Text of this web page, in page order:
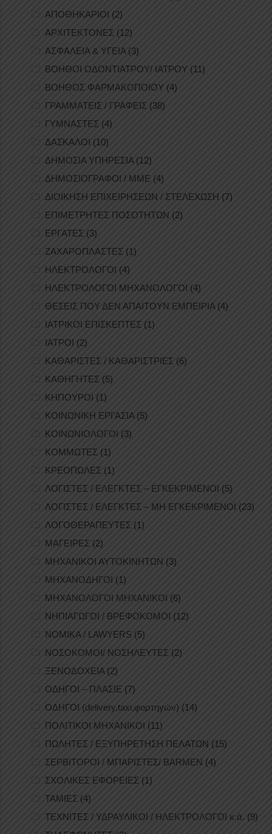
ΑΠΟΘΗΚΑΡΙΟΙ (2)
ΑΡΧΙΤΕΚΤΟΝΕΣ (12)
ΑΣΦΑΛΕΙΑ & ΥΓΕΙΑ (3)
ΒΟΗΘΟΙ ΟΔΟΝΤΙΑΤΡΟΥ/ ΙΑΤΡΟΥ (11)
ΒΟΗΘΟΣ ΦΑΡΜΑΚΟΠΟΙΟΥ (4)
ΓΡΑΜΜΑΤΕΙΣ / ΓΡΑΦΕΙΣ (38)
ΓΥΜΝΑΣΤΕΣ (4)
ΔΑΣΚΑΛΟΙ (10)
ΔΗΜΟΣΙΑ ΥΠΗΡΕΣΙΑ(12)
ΔΗΜΟΣΙΟΓΡΑΦΟΙ / ΜΜΕ (4)
ΔΙΟΙΚΗΣΗ ΕΠΙΧΕΙΡΗΣΕΩΝ / ΣΤΕΛΕΧΩΣΗ (7)
ΕΠΙΜΕΤΡΗΤΕΣ ΠΟΣΟΤΗΤΩΝ (2)
ΕΡΓΑΤΕΣ (3)
ΖΑΧΑΡΟΠΛΑΣΤΕΣ (1)
ΗΛΕΚΤΡΟΛΟΓΟΙ (4)
ΗΛΕΚΤΡΟΛΟΓΟΙ ΜΗΧΑΝΟΛΟΓΟΙ (4)
ΘΕΣΕΙΣ ΠΟΥ ΔΕΝ ΑΠΑΙΤΟΥΝ ΕΜΠΕΙΡΙΑ(4)
ΙΑΤΡΙΚΟΙ ΕΠΙΣΚΕΠΤΕΣ (1)
ΙΑΤΡΟΙ (2)
ΚΑΘΑΡΙΣΤΕΣ / ΚΑΘΑΡΙΣΤΡΙΕΣ (6)
ΚΑΘΗΓΗΤΕΣ (5)
ΚΗΠΟΥΡΟΙ (1)
ΚΟΙΝΩΝΙΚΗ ΕΡΓΑΣΙΑ(5)
ΚΟΙΝΩΝΙΟΛΟΓΟΙ (3)
ΚΟΜΜΩΤΕΣ (1)
ΚΡΕΟΠΩΛΕΣ (1)
ΛΟΓΙΣΤΕΣ / ΕΛΕΓΚΤΕΣ – ΕΓΚΕΚΡΙΜΕΝΟΙ (5)
ΛΟΓΙΣΤΕΣ / ΕΛΕΓΚΤΕΣ – ΜΗ ΕΓΚΕΚΡΙΜΕΝΟΙ (23)
ΛΟΓΟΘΕΡΑΠΕΥΤΕΣ (1)
ΜΑΓΕΙΡΕΣ (2)
ΜΗΧΑΝΙΚΟΙ ΑΥΤΟΚΙΝΗΤΩΝ (3)
ΜΗΧΑΝΟΔΗΓΟΙ (1)
ΜΗΧΑΝΟΛΟΓΟΙ ΜΗΧΑΝΙΚΟΙ (6)
ΝΗΠΙΑΓΩΓΟΙ / ΒΡΕΦΟΚΟΜΟΙ (12)
ΝΟΜΙΚΑ / LAWYERS (5)
ΝΟΣΟΚΟΜΟΙ/ ΝΟΣΗΛΕΥΤΕΣ (2)
ΞΕΝΟΔΟΧΕΙΑ(2)
ΟΔΗΓΟΙ – ΠΛΑΣΙΕ (7)
ΟΔΗΓΟΙ (delivery,taxi,φορτηγών) (14)
ΠΟΛΙΤΙΚΟΙ ΜΗΧΑΝΙΚΟΙ (11)
ΠΩΛΗΤΕΣ / ΕΞΥΠΗΡΕΤΗΣΗ ΠΕΛΑΤΩΝ (15)
ΣΕΡΒΙΤΟΡΟΙ / ΜΠΑΡΙΣΤΕΣ/ BARMEN (4)
ΣΧΟΛΙΚΕΣ ΕΦΟΡΕΙΕΣ (1)
ΤΑΜΙΕΣ (4)
ΤΕΧΝΙΤΕΣ / ΥΔΡΑΥΛΙΚΟΙ / ΗΛΕΚΤΡΟΛΟΓΟΙ κ.ά. (9)